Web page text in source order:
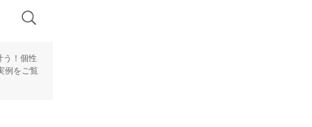
う！個性
例をご覧